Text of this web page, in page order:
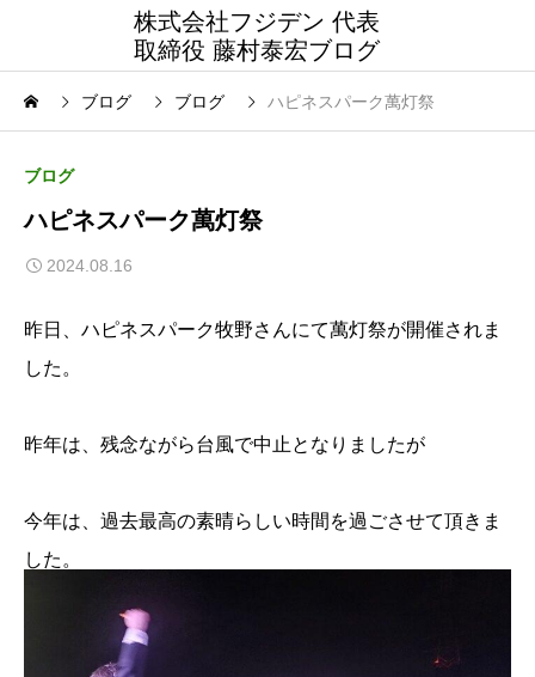
株式会社フジデン 代表
取締役 藤村泰宏ブログ
ブログ ブログ ハピネスパーク萬灯祭
ブログ
ハピネスパーク萬灯祭
2024.08.16
昨日、ハピネスパーク牧野さんにて萬灯祭が開催されま
した。
昨年は、残念ながら台風で中止となりましたが
今年は、過去最高の素晴らしい時間を過ごさせて頂きま
した。